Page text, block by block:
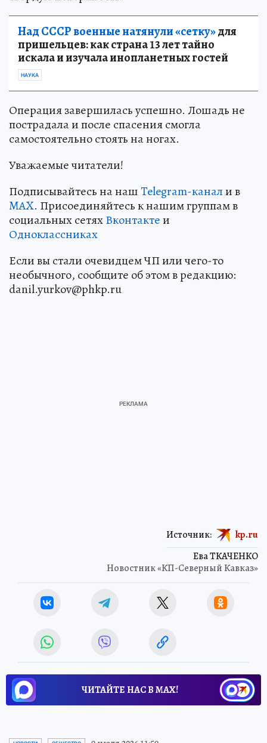
Над СССР военные натянули «сетку»для
пришельцев: как страна 13 лет тайно
искала и изучала инопланетных гостей
НАУКА
Операция завершилась успешно. Лошадь не
пострадала и после спасения смогла
самостоятельно стоять на ногах.
Уважаемые читатели!
Подписывайтесь на нашTelegram-канали в
MAX. Присоединяйтесь к нашим группам в
социальных сетяхВконтактеи
Одноклассниках
Если вы стали очевидцем ЧП или чего-то
необычного, сообщите об этом в редакцию:
danil.yurkov@phkp.ru
Ева ТКАЧЕНКО
Новостник «КП-Северный Кавказ»
Источник: kp.ru
ЧИТАЙТЕ НАС В МАХ!